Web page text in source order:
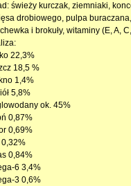
świeży kurczak, ziemniaki,
drobiowego, pulpa
i brokuły, witaminy (E, A,
22,3%
18,5 %
1,4%
5,8%
ok. 45%
0,87%
0,69%
0,84%
6 3,4%
3 0,6%